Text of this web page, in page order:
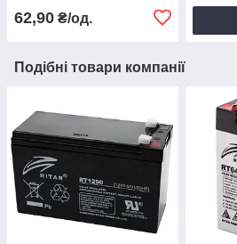
62,90 ₴/од.
Подібні товари компанії